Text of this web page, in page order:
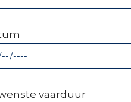
vaarduur